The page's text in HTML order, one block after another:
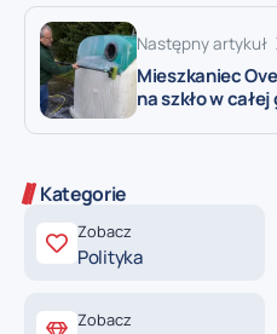
Następny artykuł
Mieszkaniec
na szkło w
Kategorie
Zobacz
Polityka
Zobacz